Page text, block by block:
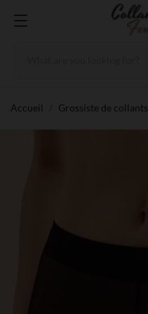
Accueil Grossiste de collants